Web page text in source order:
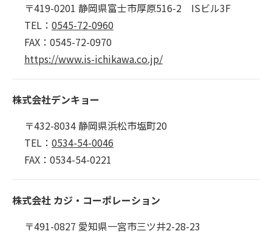
〒419-0201 静岡県富士市厚原516-2 ISビル3F
TEL： 0545-72-0960
FAX：0545-72-0970
https://www.is-ichikawa.co.jp/
株式会社デンキョー
〒432-8034 静岡県浜松市塩町20
TEL： 0534-54-0046
FAX：0534-54-0221
株式会社 カジ・コーポレーション
〒491-0827 愛知県一宮市三ツ井2-28-23